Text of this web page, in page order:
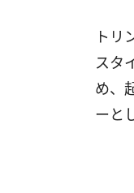
トリ
スタ
め、
ーと